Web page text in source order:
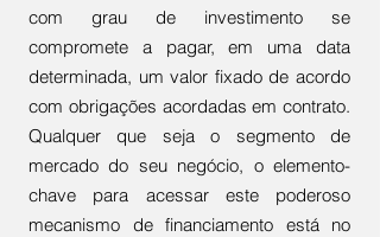
com grau de investimento se
compromete a pagar, em uma data
determinada, um valor fixado de acordo
com obrigações acordadas em contrato.
Qualquer que seja o segmento de
mercado do seu negócio, o elemento-
chave para acessar este poderoso
mecanismo de financiamento está no